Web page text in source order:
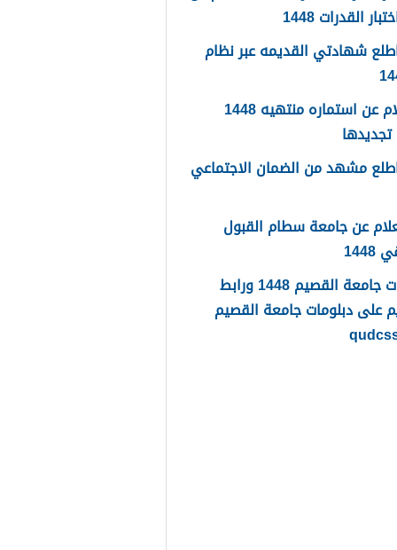
القدرات 1448
شهادتي القديمه عبر نظام
استعلام عن استماره منتهيه 1448
مشهد من الضمان الاجتماعي
عن جامعة سطام القبول
دبلومات جامعة القصيم 1448 ورابط
على دبلومات جامعة القصيم